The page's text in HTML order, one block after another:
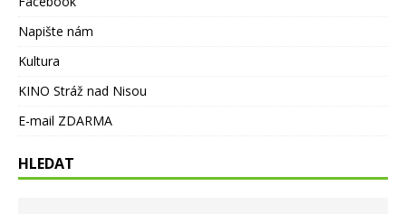
Napište nám
Kultura
KINO Stráž nad Nisou
E-mail ZDARMA
HLEDAT